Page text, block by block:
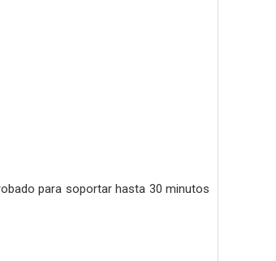
para soportar hasta 30 minutos